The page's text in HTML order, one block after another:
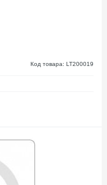
Код товара: LT200019